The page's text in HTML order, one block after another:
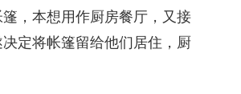
，本想用作厨房餐厅，又接
定将帐篷留给他们居住，厨